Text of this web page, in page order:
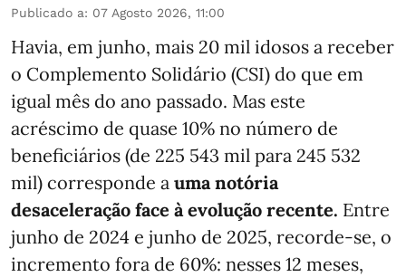
Publicado a: 07 Agosto 2026, 11:00
Havia, em junho, mais 20 mil idosos a receber
o Complemento Solidário (CSI) do que em
igual mês do ano passado. Mas este
acréscimo de quase 10% no número de
beneficiários (de 225 543 mil para 245 532
mil) corresponde a uma notória
desaceleração face à evolução recente. Entre
junho de 2024 e junho de 2025, recorde-se, o
incremento fora de 60%: nesses 12 meses,